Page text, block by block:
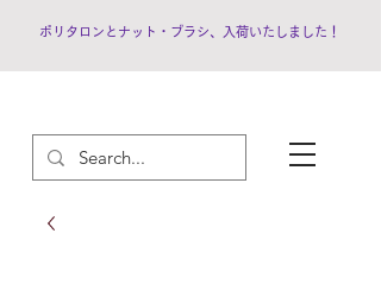
ポリタロンとナット・ブラシ、入荷いたしました！